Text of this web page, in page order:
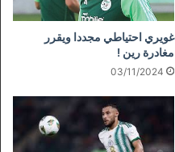
غويري احتياطي مجددا ويقرر
مغادرة رين !
03/11/2024